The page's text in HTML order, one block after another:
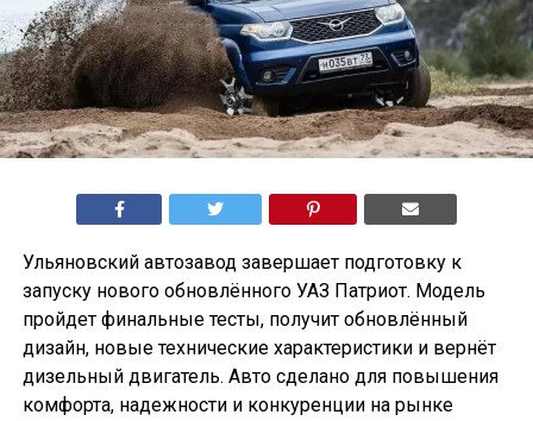
Ульяновский автозавод завершает подготовку к
запуску нового обновлённого УАЗ Патриот. Модель
пройдет финальные тесты, получит обновлённый
дизайн, новые технические характеристики и вернёт
дизельный двигатель. Авто сделано для повышения
комфорта, надежности и конкуренции на рынке